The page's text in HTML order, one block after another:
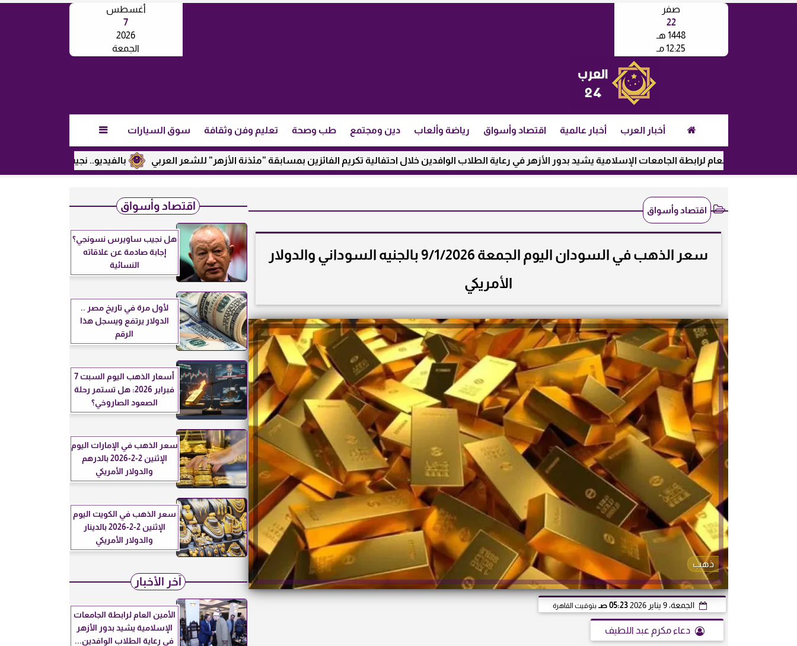
أغسطس
7
2026
الجمعة
صفر
22
1448 هـ
12:25 مـ
أخبار العرب أخبار عالمية اقتصاد وأسواق رياضة وألعاب دين ومجتمع طب وصحة تعليم وفن وثقافة سوق السيارات 
بالفيديو.. نجيب ساويرس يكشف عن رأيه في العام لرابطة الجامعات الإسلامية يشيد بدور الأزهر في رعاية الطلاب الوافدين خلال احتفالية تكريم الفائزين بمسابقة ”مئذنة الأزهر” للشعر العربي
اقتصاد وأسواق
سعر الذهب في السودان اليوم الجمعة 9/1/2026 بالجنيه السوداني والدولار
الأمريكي
ذهب
الجمعة، 9 يناير 2026 05:23 صـ بتوقيت القاهرة
دعاء مكرم عبد اللطيف
اقتصاد وأسواق
هل نجيب ساويرس نسونجي؟
إجابة صادمة عن علاقاته
النسائية
لأول مرة في تاريخ مصر ..
الدولار يرتفع ويسجل هذا
الرقم
أسعار الذهب اليوم السبت 7
فبراير 2026: هل تستمر رحلة
الصعود الصاروخي؟
سعر الذهب في الإمارات اليوم
الإثنين 2-2-2026 بالدرهم
والدولار الأمريكي
سعر الذهب في الكويت اليوم
الإثنين 2-2-2026 بالدينار
والدولار الأمريكي
آخر الأخبار
الأمين العام لرابطة الجامعات
الإسلامية يشيد بدور الأزهر
في رعاية الطلاب الوافدين...